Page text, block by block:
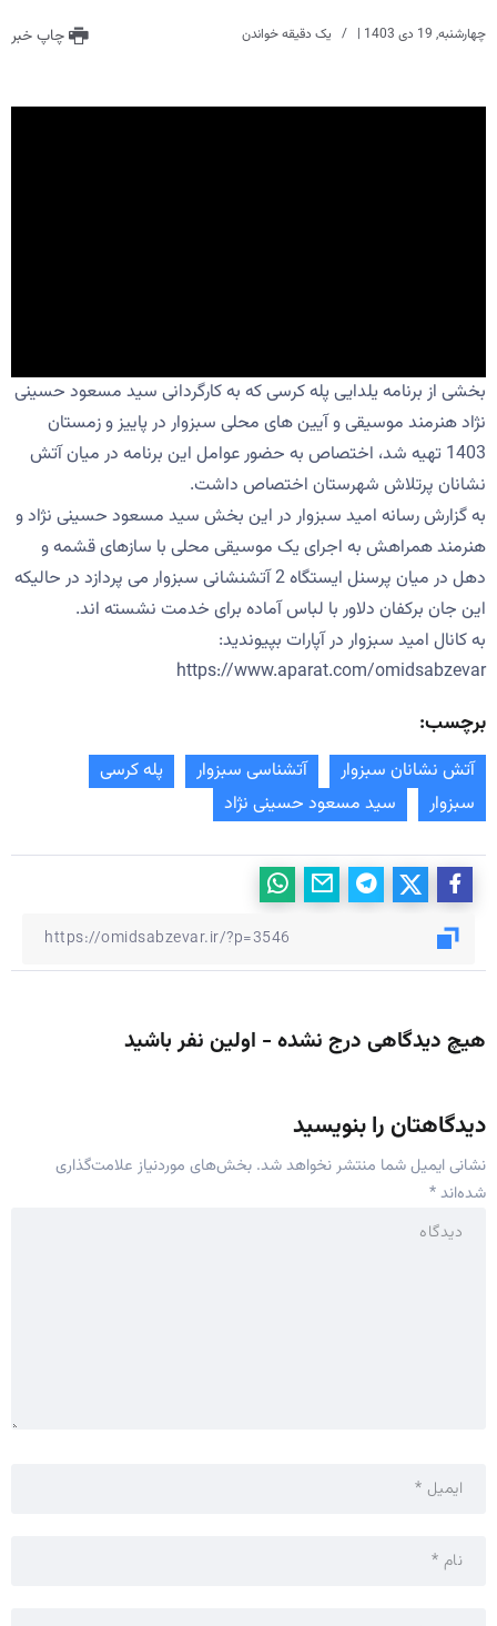
چهارشنبه, 19 دی 1403 | یک دقیقه خواندن چاپ خبر
بخشی از برنامه یلدایی پله کرسی که به کارگردانی سید مسعود حسینی
نژاد هنرمند موسیقی و آیین های محلی سبزوار در پاییز و زمستان
1403 تهیه شد، اختصاص به حضور عوامل این برنامه در میان آتش
نشانان پرتلاش شهرستان اختصاص داشت.
به گزارش رسانه امید سبزوار در این بخش سید مسعود حسینی نژاد و
هنرمند همراهش به اجرای یک موسیقی محلی با سازهای قشمه و
دهل در میان پرسنل ایستگاه 2 آتشنشانی سبزوار می پردازد در حالیکه
این جان برکفان دلاور با لباس آماده برای خدمت نشسته اند.
به کانال امید سبزوار در آپارات بپیوندید:
https://www.aparat.com/omidsabzevar
برچسب:
آتش نشانان سبزوار آتشناسی سبزوار
پله کرسی
سبزوار
سید مسعود حسینی نژاد
هیچ دیدگاهی درج نشده - اولین نفر باشید
دیدگاهتان را بنویسید
نشانی ایمیل شما منتشر نخواهد شد. بخش‌های موردنیاز علامت‌گذاری
شده‌اند*